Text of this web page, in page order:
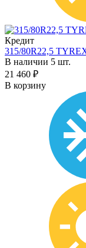
Кредит
315/80R22,5
В наличии 5 шт.
21 460 ₽
В корзину